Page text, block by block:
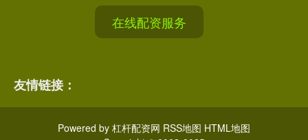
在线配资服务
友情链接：
Powered by 杠杆配资网 RSS地图 HTML地图